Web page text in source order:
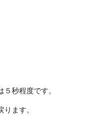
秒程度です。
ます。